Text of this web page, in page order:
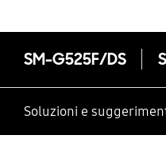
SM-G525F/DS
Soluzioni e